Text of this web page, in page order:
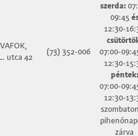
utca 42
(73) 352-006
szerda:
09:45
12:30-
07:00-
12:30-
péntek:
07:00-
12:30-
zárva